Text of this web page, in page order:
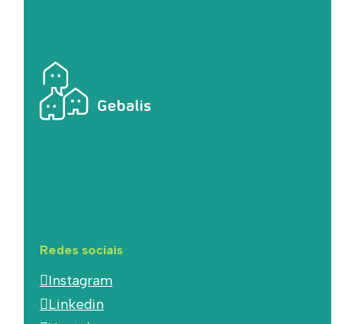
Redes sociais
Instagram
Linkedin